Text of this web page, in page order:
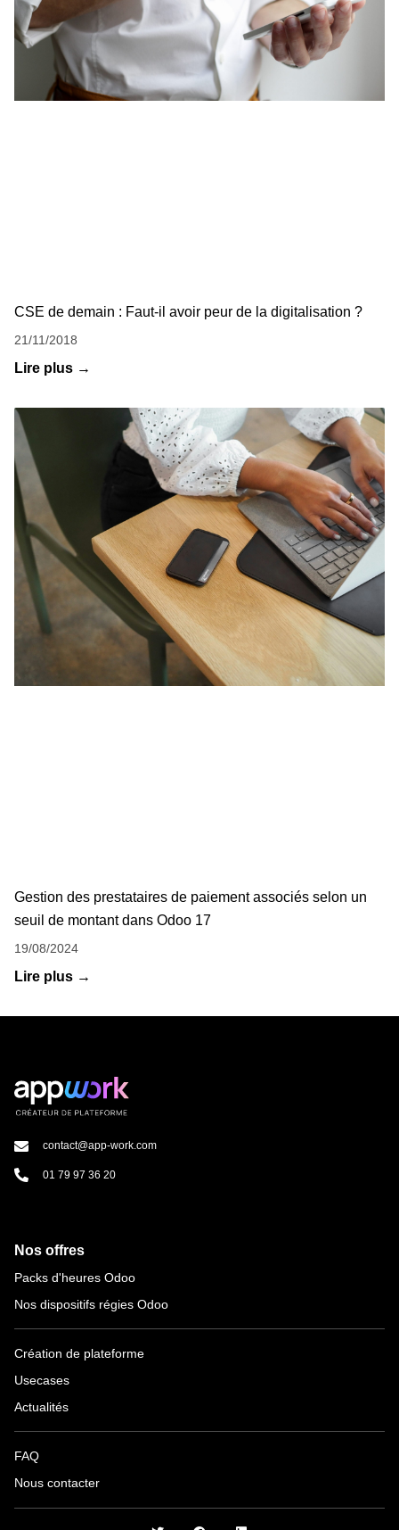
CSE de demain : Faut-il avoir peur de la digitalisation ?
21/11/2018
Lire plus →
Gestion des prestataires de paiement associés selon un
seuil de montant dans Odoo 17
19/08/2024
Lire plus →
contact@app-work.com
01 79 97 36 20
Nos offres
Packs d'heures Odoo
Nos dispositifs régies Odoo
Création de plateforme
Usecases
Actualités
FAQ
Nous contacter